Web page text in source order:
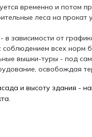
временно и потом
леса на
в зависимости от
всех норм
вышки-туры - под
освобождая
и высоту здания -